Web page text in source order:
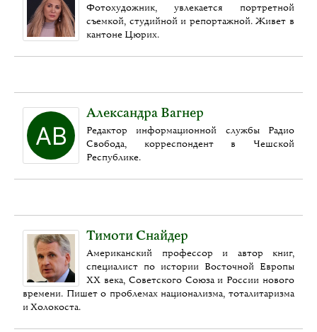
Фотохудожник, увлекается портретной
съемкой, студийной и репортажной. Живет в
кантоне Цюрих.
Александра Вагнер
Редактор информационной службы Радио
Свобода, корреспондент в Чешской
Республике.
Тимоти Снайдер
Американский профессор и автор книг,
специалист по истории Восточной Европы
XX века, Советского Союза и России нового
времени. Пишет о проблемах национализма, тоталитаризма
и Холокоста.